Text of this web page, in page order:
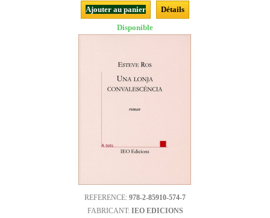
Ajouter au panier
Détails
Disponible
REFERENCE: 978-2-85910-574-7
FABRICANT: IEO EDICIONS